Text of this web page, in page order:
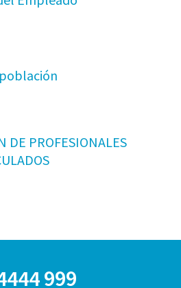
DE PROFESIONALES
999